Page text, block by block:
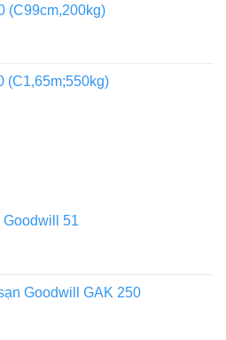
(C99cm,200kg)
(C1,65m;550kg)
Goodwill 51
Goodwill GAK 250